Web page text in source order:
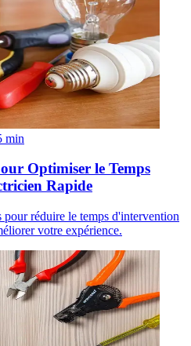
min
Optimiser le Temps
Rapide
réduire le temps d'intervention
votre expérience.